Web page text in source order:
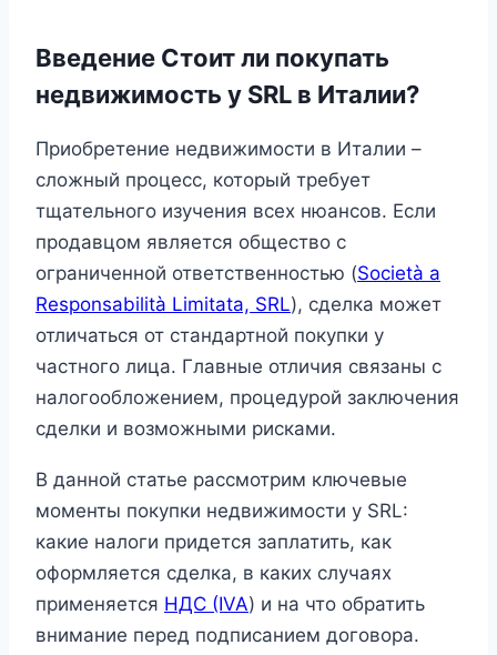
Введение Стоит ли покупать
недвижимость у SRL в Италии?
Приобретение недвижимости в Италии –
сложный процесс, который требует
тщательного изучения всех нюансов. Если
продавцом является общество с
ограниченной ответственностью (Società a
Responsabilità Limitata, SRL), сделка может
отличаться от стандартной покупки у
частного лица. Главные отличия связаны с
налогообложением, процедурой заключения
сделки и возможными рисками.
В данной статье рассмотрим ключевые
моменты покупки недвижимости у SRL:
какие налоги придется заплатить, как
оформляется сделка, в каких случаях
применяется НДС (IVA) и на что обратить
внимание перед подписанием договора.